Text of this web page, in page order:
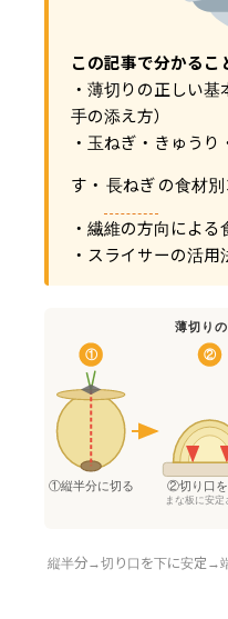
この記事で分かるこ
・薄切りの正しい基
手の添え方）
・玉ねぎ・きゅう
す・ 長ねぎの食材別
・繊維の方向によ
・スライサーの活用
薄切り
①
①縦半分に切る
②
②切り口を
まな板に安定
縦半分→切り口を下に安定→